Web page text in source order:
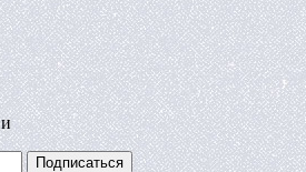
Подписаться